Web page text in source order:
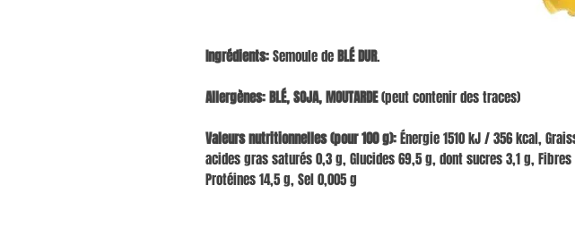
Ingrédients:Semoule deBLÉ DUR.
Allergènes:BLÉ, SOJA, MOUTARDE(peut contenir des traces)
Valeurs nutritionnelles (pour 100 g):Énergie 1510 kJ / 356 kcal,
acides gras saturés 0,3 g, Glucides 69,5 g, dont sucres 3,1 g,
Protéines 14,5 g, Sel 0,005 g